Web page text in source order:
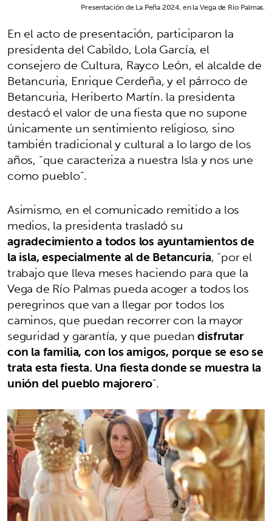
Presentación de La Peña 2024, en la Vega de Río Palmas.
En el acto de presentación, participaron la
presidenta del Cabildo, Lola García, el
consejero de Cultura, Rayco León, el alcalde de
Betancuria, Enrique Cerdeña, y el párroco de
Betancuria, Heriberto Martín. la presidenta
destacó el valor de una fiesta que no supone
únicamente un sentimiento religioso, sino
también tradicional y cultural a lo largo de los
años, “que caracteriza a nuestra Isla y nos une
como pueblo”.
Asimismo, en el comunicado remitido a los
medios, la presidenta trasladó su
agradecimiento a todos los ayuntamientos de
la isla, especialmente al de Betancuria, “por el
trabajo que lleva meses haciendo para que la
Vega de Río Palmas pueda acoger a todos los
peregrinos que van a llegar por todos los
caminos, que puedan recorrer con la mayor
seguridad y garantía, y que puedandisfrutar
con la familia, con los amigos, porque se eso se
trata esta fiesta. Una fiesta donde se muestra la
unión del pueblo majorero”.